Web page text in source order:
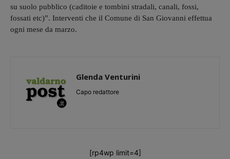
su suolo pubblico (caditoie e tombini stradali, canali, fossi,
fossati etc)”. Interventi che il Comune di San Giovanni effettua
ogni mese da marzo.
Glenda Venturini
Capo redattore
[rp4wp limit=4]